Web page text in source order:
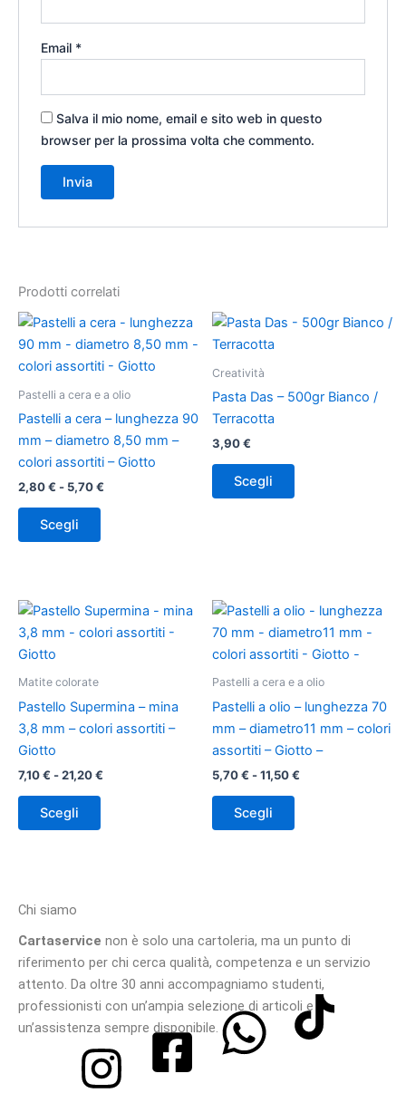
Email *
Salva il mio nome, email e sito web in questo
browser per la prossima volta che commento.
Prodotti correlati
Pastelli a cera e a olio
Pastelli a cera – lunghezza 90
mm – diametro 8,50 mm –
colori assortiti – Giotto
2,80€ - 5,70€
Fascia
prezzo:
da
a
5,70 €
Scegli
Questo
prodotto
ha
opzioni
essere
nella
prodotto
Creatività
Pasta Das – 500gr Bianco /
Terracotta
3,90€
Scegli
Questo
varianti.
essere
prodotto
Matite colorate
Pastello Supermina – mina
3,8 mm – colori assortiti –
Giotto
7,10€ -21,20€
Fascia
prezzo:
21,20 €
Scegli
Questo
prodotto
essere
nella
Pastelli a cera e a olio
Pastelli a olio – lunghezza 70
mm – diametro11 mm – colori
assortiti – Giotto –
5,70€ -11,50€
Fascia
prezzo:
da
a
11,50 €
Scegli
Questo
prodotto
ha
essere
nella
Chi siamo
Cartaservice non è solo una cartoleria, ma un punto di
riferimento per chi cerca qualità, competenza e un servizio
attento. Da oltre 30 anni accompagniamo studenti,
professionisti con un’ampia selezione di articoli e
un’assistenza sempre disponibile.